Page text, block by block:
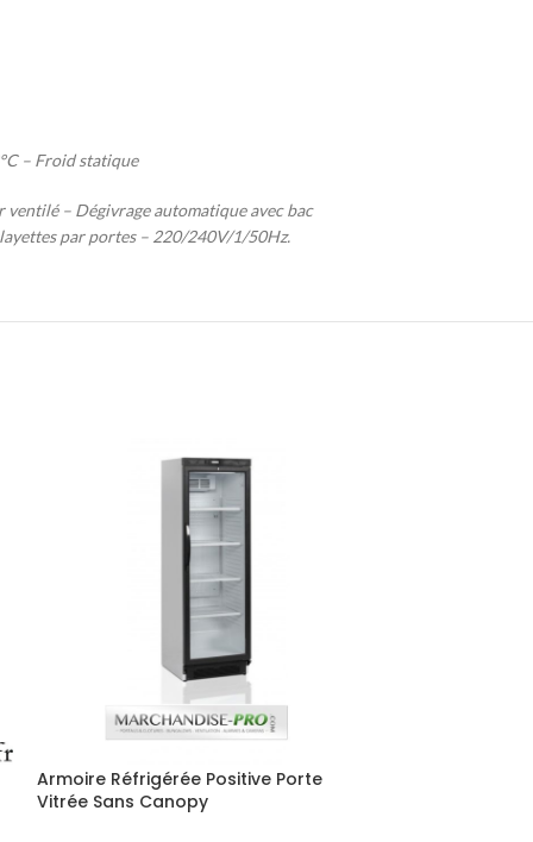
– Froid statique
– Dégivrage automatique avec bac
par portes – 220/240V/1/50Hz.
Armoire Réfrigérée Positive Porte
Vitrée Sans Canopy